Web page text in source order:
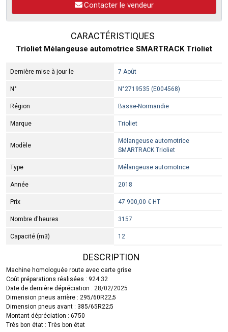
Contacter le vendeur
CARACTÉRISTIQUES
Trioliet Mélangeuse automotrice SMARTRACK Trioliet
Dernière mise à jour le 7 Août
N° N°2719535 (E004568)
Région Basse-Normandie
Marque Trioliet
Modèle
Mélangeuse automotrice
SMARTRACK Trioliet
Type Mélangeuse automotrice
Année 2018
Prix 47 900,00 € HT
Nombre d'heures 3157
Capacité (m3) 12
DESCRIPTION
Machine homologuée route avec carte grise
Coût préparations réalisées : 924.32
Date de dernière dépréciation : 28/02/2025
Dimension pneus arrière : 295/60R22;5
Dimension pneus avant : 385/65R22;5
Montant dépréciation : 6750
Très bon état : Très bon état